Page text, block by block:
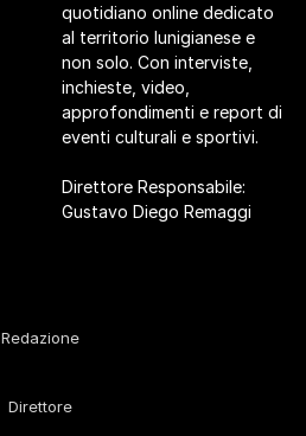
quotidiano online dedicato
al territorio lunigianese e
non solo. Con interviste,
inchieste, video,
approfondimenti e report di
eventi culturali e sportivi.
Direttore Responsabile:
Gustavo Diego Remaggi
Redazione
Direttore